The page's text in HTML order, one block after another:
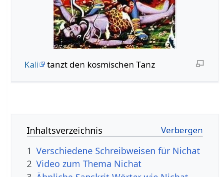
Kali tanzt den kosmischen Tanz
Inhaltsverzeichnis
1 Verschiedene Schreibweisen für Nichat
2 Video zum Thema Nichat